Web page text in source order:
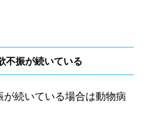
不振が続いている
続いている場合は動物病